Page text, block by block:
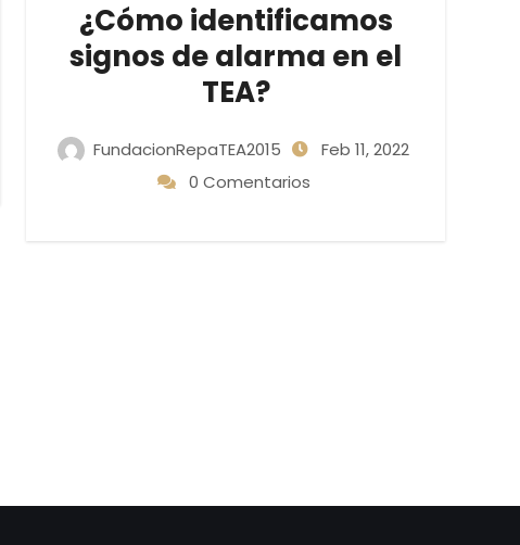
¿Cómo identificamos
signos de alarma en el
TEA?
FundacionRepaTEA2015
Feb 11, 2022
0 Comentarios